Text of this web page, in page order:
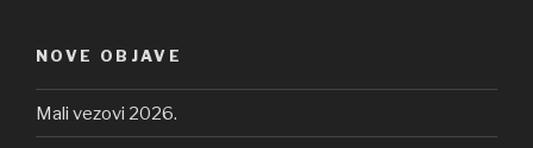
NOVE OBJAVE
Mali vezovi 2026.